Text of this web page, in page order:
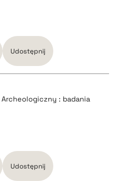
Udostępnij
: badania
Udostępnij